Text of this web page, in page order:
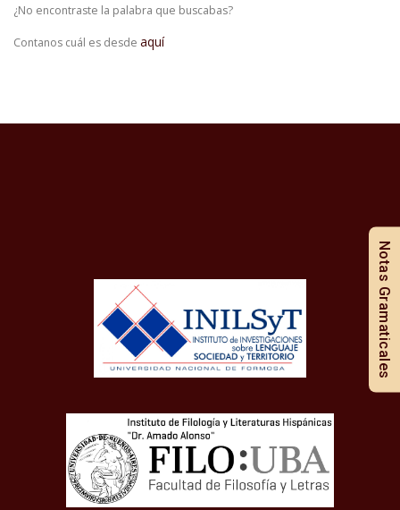
¿No encontraste la palabra que buscabas?
Contanos cuál es desde aquí
Notas Gramaticales